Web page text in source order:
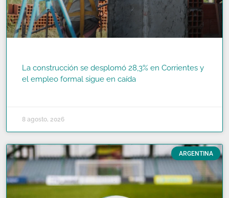
La construcción se desplomó 28,3% en Corrientes y
el empleo formal sigue en caída
8 agosto, 2026
ARGENTINA